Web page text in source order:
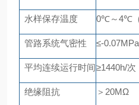
水样保存温度 0℃～4℃
管路系统气密性 ≤-0.07MPa
平均连续运行时间≥1440h/次
绝缘阻抗 ＞ 20MΩ